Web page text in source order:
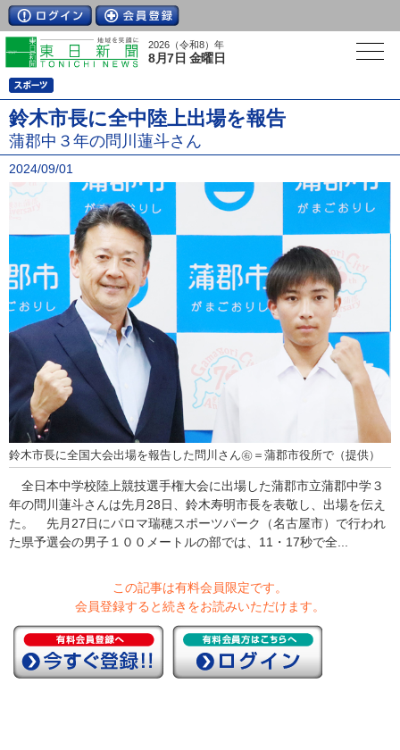
2026（令和8）年
8月7日 金曜日
鈴木市長に全中陸上出場を報告
蒲郡中３年の問川蓮斗さん
2024/09/01
鈴木市長に全国大会出場を報告した問川さん㊨＝蒲郡市役所で（提供）
全日本中学校陸上競技選手権大会に出場した蒲郡市立蒲郡中学３
年の問川蓮斗さんは先月28日、鈴木寿明市長を表敬し、出場を伝え
た。 先月27日にパロマ瑞穂スポーツパーク（名古屋市）で行われ
た県予選会の男子１００メートルの部では、11・17秒で全...
この記事は有料会員限定です。
会員登録すると続きをお読みいただけます。